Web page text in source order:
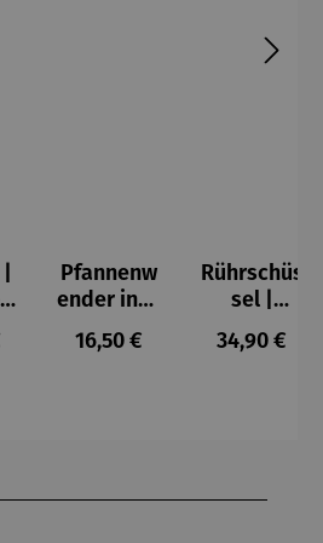
x
Preis:
Pfannenw
ender inkl.
Teigschab
er-Set |
Regulärer Preis:
16,50 €
Rührschüs
sel |
Keramik -
Disney
Regulärer
34,90 €